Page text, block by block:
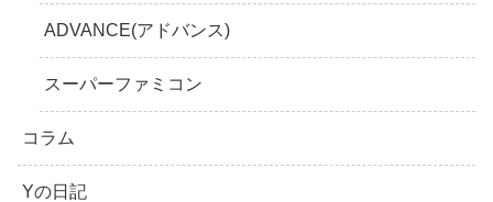
ADVANCE(アドバンス)
スーパーファミコン
コラム
Yの日記